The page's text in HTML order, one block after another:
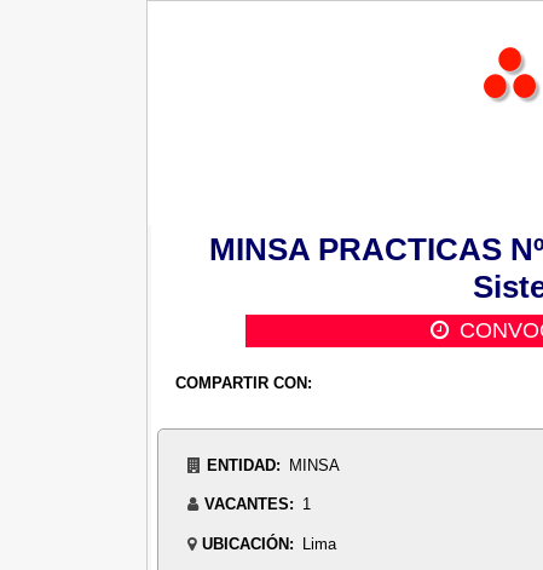
MINSA PRACTICAS
COMPARTIR CON:
ENTIDAD: MINSA
VACANTES: 1
UBICACIÓN: Lima